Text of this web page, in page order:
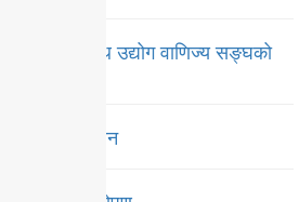
नबढाउन लेखनाथ उद्योग वाणिज्य सङ्घको
५४ युनिट संकलन